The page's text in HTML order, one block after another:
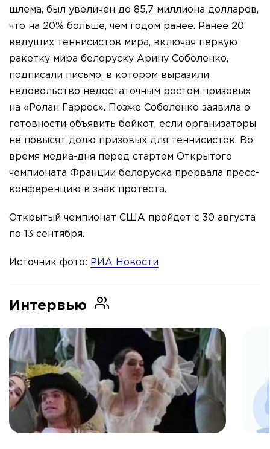
шлема, был увеличен до 85,7 миллиона долларов,
что на 20% больше, чем годом ранее. Ранее 20
ведущих теннисистов мира, включая первую
ракетку мира белоруску Арину Соболенко,
подписали письмо, в котором выразили
недовольство недостаточным ростом призовых
на «Ролан Гаррос». Позже Соболенко заявила о
готовности объявить бойкот, если организаторы
не повысят долю призовых для теннисисток. Во
время медиа-дня перед стартом Открытого
чемпионата Франции белоруска прервала пресс-
конференцию в знак протеста.
Открытый чемпионат США пройдет с 30 августа
по 13 сентября.
Источник фото: РИА Новости
Интервью